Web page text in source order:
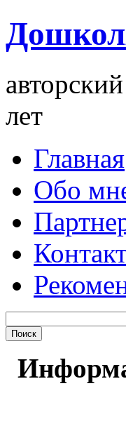
лет
Главная
Обо